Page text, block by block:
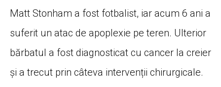
Matt Stonham a fost fotbalist, iar acum 6 ani a
suferit un atac de apoplexie pe teren. Ulterior
bărbatul a fost diagnosticat cu cancer la creier
și a trecut prin câteva intervenții chirurgicale.